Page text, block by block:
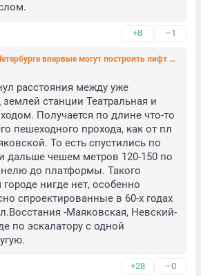
+8 –1
Дорого, но нужно. В Петербурге впервые могут построить лифт на глубокой станции метро
расстояния между уже
станции Театральная и
Получается по длине что-то
пешеходного прохода, как от пл
То есть спустились по
дальше чешем метров 120-150 по
до платформы. Такого
нигде нет, особенно
спроектированные в 60-х годах
-Маяковская, Невский-
по эскалатору с одной
+28 –0